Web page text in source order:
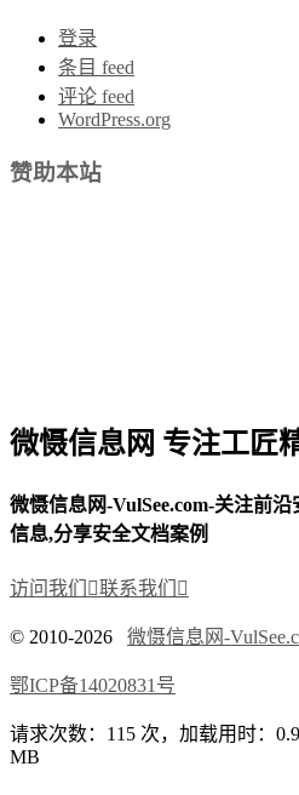
登录
条目 feed
评论 feed
WordPress.org
赞助本站
微慑信息网 专注工匠
微慑信息网-VulSee.com-关注前
信息,分享安全文档案例
访问我们 联系我们 
© 2010-2026 微慑信息网-
鄂ICP备14020831号
请求次数：115 次，加载用时：
MB